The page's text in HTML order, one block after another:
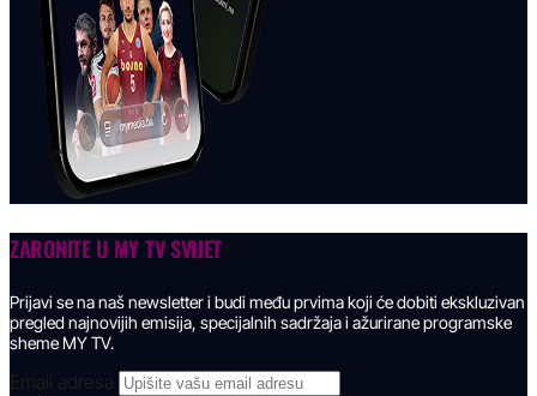
ZARONITE U MY TV SVIJET
Prijavi se na naš newsletter i budi među prvima koji će dobiti ekskluzivan
pregled najnovijih emisija, specijalnih sadržaja i ažurirane programske
sheme MY TV.
Email adresa